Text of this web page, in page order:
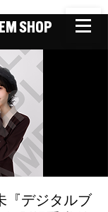
SHOP
『デジタルブ